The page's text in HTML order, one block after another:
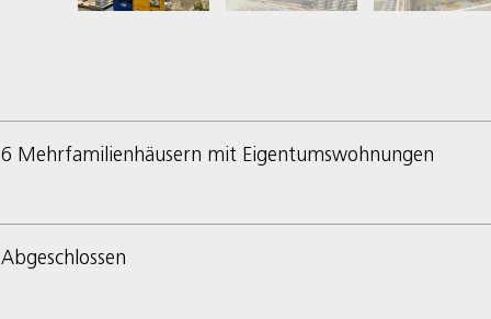
6 Mehrfamilienhäusern mit Eigentumswohnungen
Abgeschlossen